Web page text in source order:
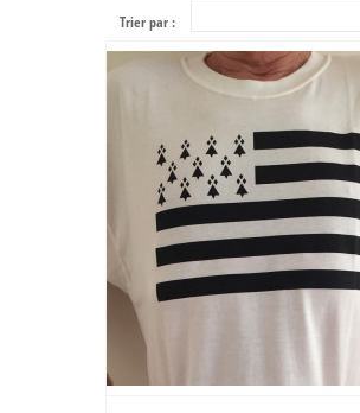
Trier par :